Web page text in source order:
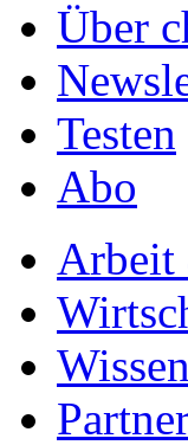
Über
Testen
Abo
Arbeit